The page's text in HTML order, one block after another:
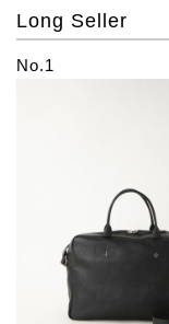
Long Seller
No.1